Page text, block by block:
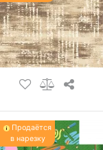
Продаётся
в нарезку